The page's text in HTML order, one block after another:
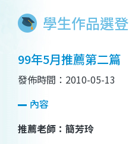
學生作品選登
99年5月推薦第二篇
發佈時間：2010-05-13
內容
推薦老師： 簡芳玲